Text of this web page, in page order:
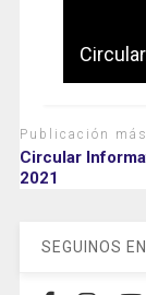
Publicación
Circular
2021
SEGUINOS